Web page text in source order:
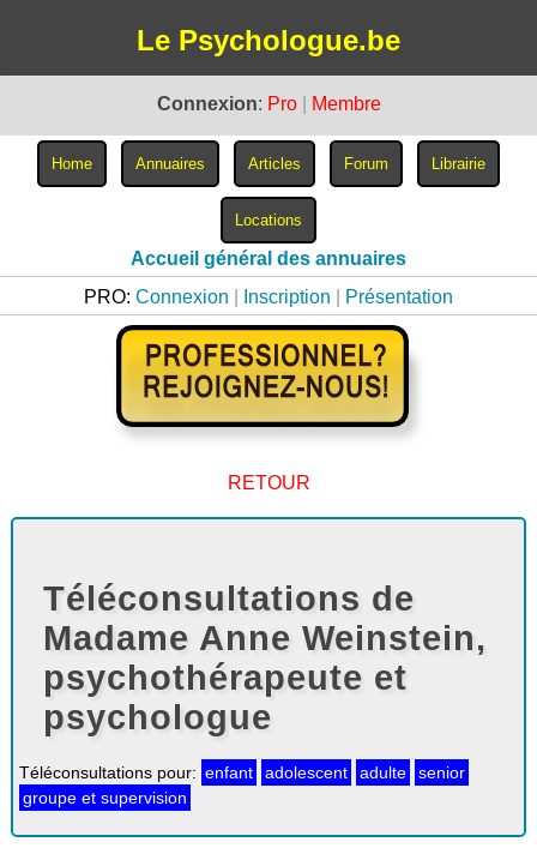
Le Psychologue.be
Connexion: Pro Membre
Accueil général des annuaires
PRO: Connexion Inscription Présentation
RETOUR
Téléconsultations de
Madame Anne Weinstein,
psychothérapeute et
psychologue
Téléconsultations pour: enfant adolescent adulte
senior
groupe et supervision